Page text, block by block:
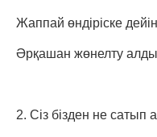
Жаппай өндіріске
Әрқашан жөнелту
2. Сіз бізден не сатып